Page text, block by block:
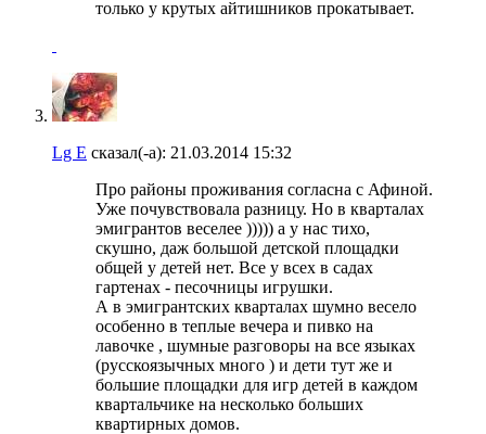
только у крутых айтишников прокатывает.
Lg E сказал(-а): 21.03.2014 15:32
Про районы проживания согласна с Афиной.
Уже почувствовала разницу. Но в кварталах
эмигрантов веселее ))))) а у нас тихо,
скушно, даж большой детской площадки
общей у детей нет. Все у всех в садах
гартенах - песочницы игрушки.
А в эмигрантских кварталах шумно весело
особенно в теплые вечера и пивко на
лавочке , шумные разговоры на все языках
(русскоязычных много ) и дети тут же и
большие площадки для игр детей в каждом
квартальчике на несколько больших
квартирных домов.